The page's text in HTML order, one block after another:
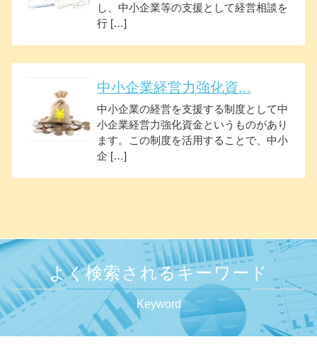
し、中小企業等の支援として経営相談を
行 […]
中小企業経営力強化資...
中小企業の経営を支援する制度として中
小企業経営力強化資金というものがあり
ます。この制度を活用することで、中小
企 […]
よく検索されるキーワード
Keyword